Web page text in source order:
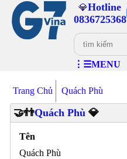
💎Hotline
0836725368
⋮☰MENU
Trang Chủ Quách Phù
🤝👬Quách Phù💎
Tên
Quách Phù